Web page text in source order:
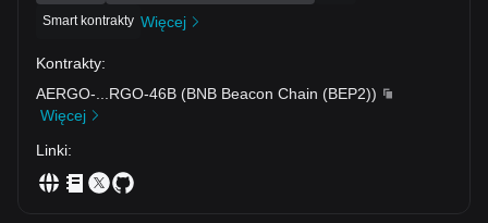
Smart kontrakty Więcej
Kontrakty:
AERGO-
RGO-46B (BNB Beacon Chain (BEP2))
Więcej
Linki: